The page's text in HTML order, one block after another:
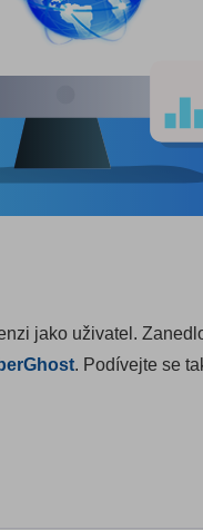
jako uživatel.
. Podívejte se